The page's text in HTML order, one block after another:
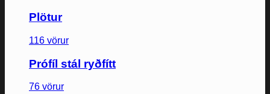
Plötur
116 vörur
Prófíl stál ryðfítt
76 vörur